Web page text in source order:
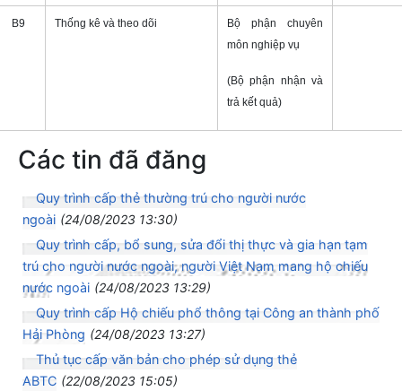
B9 Thống kê và theo dõi
Bộ phận chuyên
môn nghiệp vụ
(Bộ phận nhận và
trả kết quả)
Các tin đã đăng
Quy trình cấp thẻ thường trú cho người nước
ngoài (24/08/2023 13:30)
Quy trình cấp, bổ sung, sửa đổi thị thực và gia hạn tạm
trú cho người nước ngoài, người Việt Nam mang hộ chiếu
nước ngoài (24/08/2023 13:29)
Quy trình cấp Hộ chiếu phổ thông tại Công an thành phố
Hải Phòng (24/08/2023 13:27)
Thủ tục cấp văn bản cho phép sử dụng thẻ
ABTC (22/08/2023 15:05)